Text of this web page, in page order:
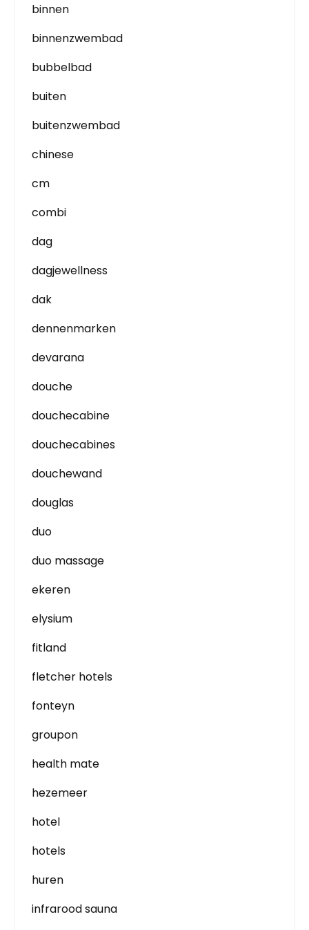
binnen
binnenzwembad
bubbelbad
buiten
buitenzwembad
chinese
cm
combi
dag
dagjewellness
dak
dennenmarken
devarana
douche
douchecabine
douchecabines
douchewand
douglas
duo
duo massage
ekeren
elysium
fitland
fletcher hotels
fonteyn
groupon
health mate
hezemeer
hotel
hotels
huren
infrarood sauna